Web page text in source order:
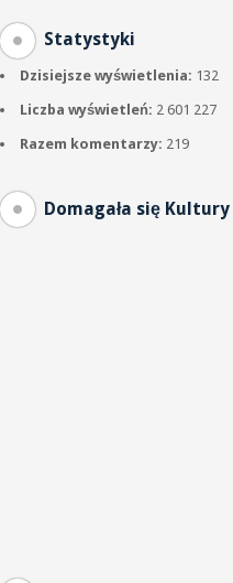
Statystyki
Dzisiejsze wyświetlenia: 132
Liczba wyświetleń: 2 601 227
Razem komentarzy: 219
Domagała się Kultury